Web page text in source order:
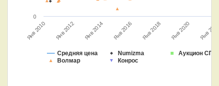
Средняя цена Numizma
Аукцион СПБ
Волмар
Конрос
Янв 2010 Янв 2012 Янв 2014 Янв 2016 Янв 2018 Янв 2020 Янв
0